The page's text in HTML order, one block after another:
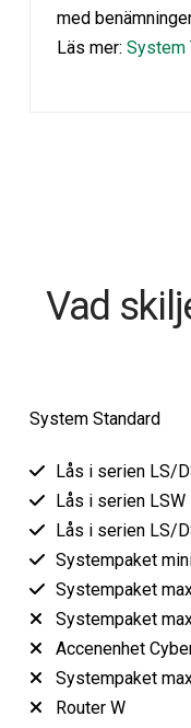
med
Läs mer: System
Vad
System Standard
Lås i serien LS/
Lås i serien LSW
Lås i serien LS/
Systempaket
Systempaket
Systempaket
Accenenhet
Systempaket
Router W